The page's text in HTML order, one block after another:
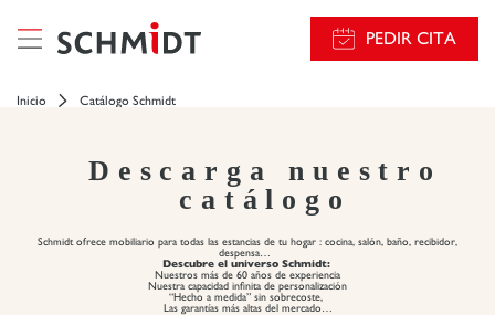
PEDIR CITA
Inicio Catálogo Schmidt
Descarga nuestro
catálogo
Schmidt ofrece mobiliario para todas las estancias de tu hogar : cocina, salón, baño, recibidor,
despensa…
Descubre el universo Schmidt:
Nuestros más de 60 años de experiencia
Nuestra capacidad infinita de personalización
“Hecho a medida” sin sobrecoste,
Las garantías más altas del mercado…